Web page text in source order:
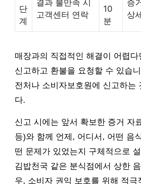
단
계
결과 불만족 시
고객센터 연락
10
분
증
상
매장과의 직접적인 해결이 어렵다
신고하고 환불을 요청할 수 있습
전처나 소비자보호원에 신고하는
다.
신고 시에는 앞서 확보한 증거 자
등)와 함께 언제, 어디서, 어떤 음
떤 문제가 있었는지 구체적으로
김밥천국 같은 분식점에서 상한
우, 소비자 권익 보호를 위해 적극